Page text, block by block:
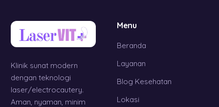
Klinik sunat modern
dengan teknologi
laser/electrocautery.
Aman, nyaman, minim
Menu
Beranda
Layanan
Blog Kesehatan
Lokasi